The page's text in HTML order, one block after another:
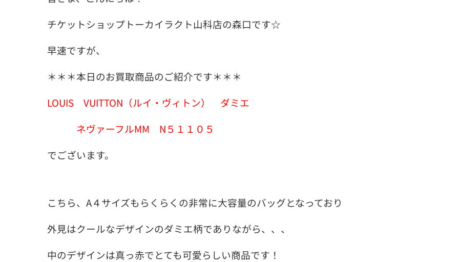
チケットショップトーカイラクト山科店の森口です☆
早速ですが、
＊＊＊本日のお買取商品のご紹介です＊＊＊
LOUIS VUITTON（ルイ・ヴィトン） ダミエ
ネヴァーフルMM N５１１０５
でございます。
こちら、A４サイズもらくらくの非常に大容量のバッグとなっており
外見はクールなデザインのダミエ柄でありながら、、、
中のデザインは真っ赤でとても可愛らしい商品です！